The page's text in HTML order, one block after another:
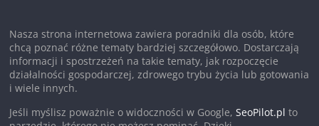
Nasza strona internetowa zawiera poradniki dla osób, które
chcą poznać różne tematy bardziej szczegółowo. Dostarczają
informacji i spostrzeżeń na takie tematy, jak rozpoczęcie
działalności gospodarczej, zdrowego trybu życia lub gotowania
i wiele innych.
Jeśli myślisz poważnie o widoczności w Google,SeoPilot.pl to